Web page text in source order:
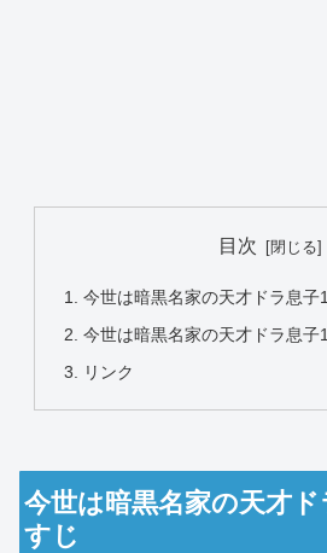
目次
今世は暗黒名家の天才ドラ息子
今世は暗黒名家の天才ドラ息子
リンク
今世は暗黒名家の天才
すじ